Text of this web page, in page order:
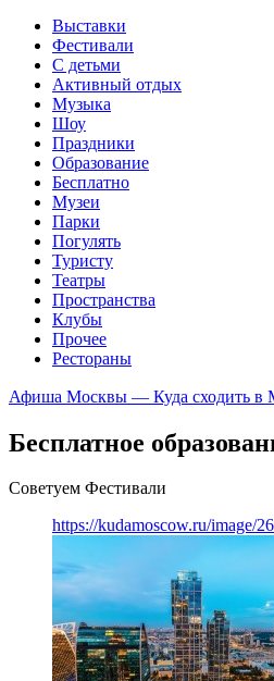
Выставки
Фестивали
С детьми
Активный отдых
Музыка
Шоу
Праздники
Образование
Бесплатно
Музеи
Парки
Погулять
Туристу
Театры
Пространства
Клубы
Прочее
Рестораны
Афиша Москвы — Куда сходить в
Бесплатное
Советуем Фестивали
https://kudamoscow.ru/image/